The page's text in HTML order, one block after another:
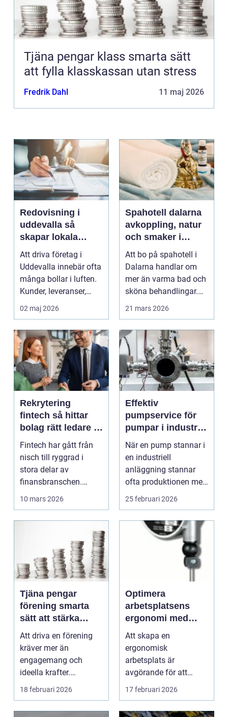
Tjäna pengar klass smarta sätt
att fylla klasskassan utan stress
Fredrik Dahl 11 maj 2026
Redovisning i
uddevalla så
skapar lokala
företag trygg
ekonomi
Att driva företag i
Uddevalla innebär ofta
många bollar i luften.
Kunder, leveranser,
personal och m...
02 maj 2026
Spahotell dalarna
avkoppling, natur
och smaker i
hjärtat av
landskapet
Att bo på spahotell i
Dalarna handlar om
mer än varma bad och
sköna behandlingar.
Kombinationen av s...
21 mars 2026
Rekrytering
fintech så hittar
bolag rätt ledare i
en reglerad
tillväxtbransch
Fintech har gått från
nisch till ryggrad i
stora delar av
finansbranschen.
Bolag bygger nya
10 mars 2026
Effektiv
pumpservice för
pumpar i industrin
– så undviker du
kostsamma
driftstopp
När en pump stannar i
en industriell
anläggning stannar
ofta produktionen med
den. Fö...
25 februari 2026
Tjäna pengar
förening smarta
sätt att stärka
kassan utan
krångel
Att driva en förening
kräver mer än
engagemang och
ideella krafter.
Träningshallar ska
18 februari 2026
Optimera
arbetsplatsens
ergonomi med
balansblock
Att skapa en
ergonomisk
arbetsplats är
avgörande för att
främja hälsa och v...
17 februari 2026